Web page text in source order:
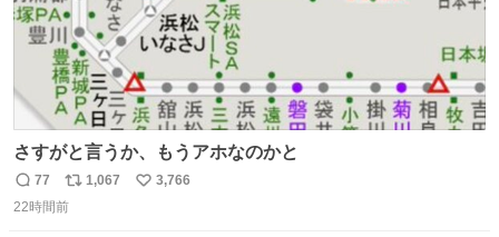
さすがと言うか、もうアホなのかと
返
信
77
リ
ポ
1,067
い
3,766
22時間前